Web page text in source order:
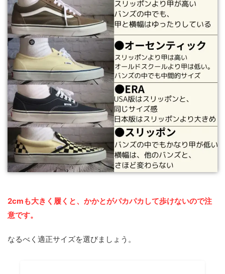
2cmも大きく履くと、かかとがパカパカして歩けないので注
意です。
なるべく適正サイズを選びましょう。